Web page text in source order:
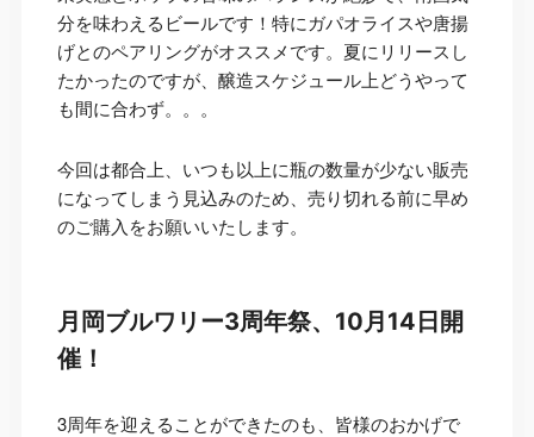
分を味わえるビールです！特にガパオライスや唐揚
げとのペアリングがオススメです。夏にリリースし
たかったのですが、醸造スケジュール上どうやって
も間に合わず。。。
今回は都合上、いつも以上に瓶の数量が少ない販売
になってしまう見込みのため、売り切れる前に早め
のご購入をお願いいたします。
月岡ブルワリー3周年祭、10月14日開
催！
3周年を迎えることができたのも、皆様のおかげで